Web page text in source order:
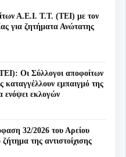
Α.Ε.Ι. Τ.Τ. (ΤΕΙ) με τον
για ζητήματα Ανώτατης
Οι Σύλλογοι αποφοίτων
εμπαιγμό της
ενόψει εκλογών
32/2026 του Αρείου
της αντιστοίχισης